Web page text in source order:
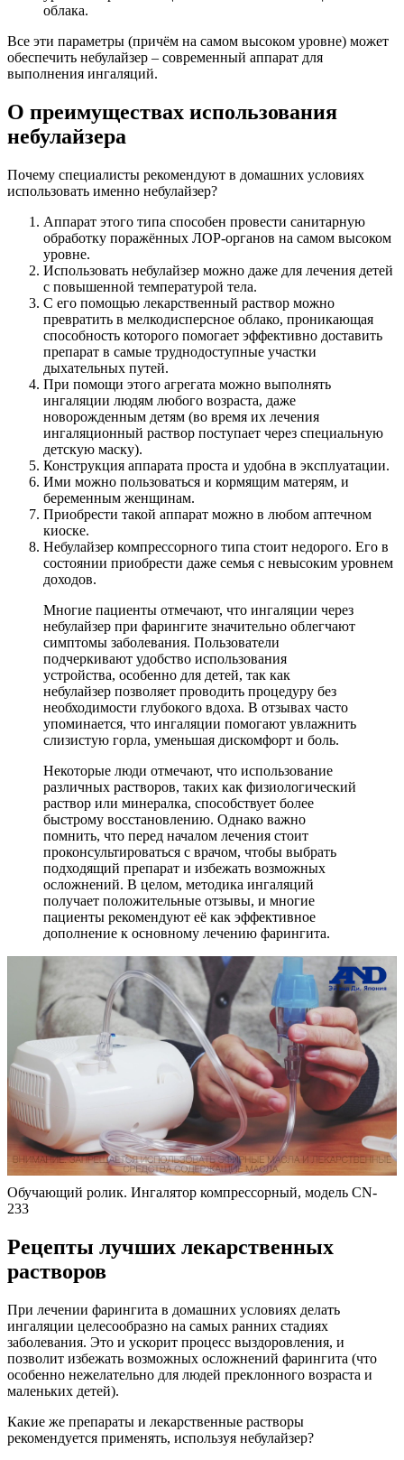
облака.
Все эти параметры (причём на самом высоком уровне) может
обеспечить небулайзер – современный аппарат для
выполнения ингаляций.
О преимуществах использования
небулайзера
Почему специалисты рекомендуют в домашних условиях
использовать именно небулайзер?
Аппарат этого типа способен провести санитарную
обработку поражённых ЛОР-органов на самом высоком
уровне.
Использовать небулайзер можно даже для лечения детей
с повышенной температурой тела.
С его помощью лекарственный раствор можно
превратить в мелкодисперсное облако, проникающая
способность которого помогает эффективно доставить
препарат в самые труднодоступные участки
дыхательных путей.
При помощи этого агрегата можно выполнять
ингаляции людям любого возраста, даже
новорожденным детям (во время их лечения
ингаляционный раствор поступает через специальную
детскую маску).
Конструкция аппарата проста и удобна в эксплуатации.
Ими можно пользоваться и кормящим матерям, и
беременным женщинам.
Приобрести такой аппарат можно в любом аптечном
киоске.
Небулайзер компрессорного типа стоит недорого. Его в
состоянии приобрести даже семья с невысоким уровнем
доходов.
Многие пациенты отмечают, что ингаляции через
небулайзер при фарингите значительно облегчают
симптомы заболевания. Пользователи
подчеркивают удобство использования
устройства, особенно для детей, так как
небулайзер позволяет проводить процедуру без
необходимости глубокого вдоха. В отзывах часто
упоминается, что ингаляции помогают увлажнить
слизистую горла, уменьшая дискомфорт и боль.
Некоторые люди отмечают, что использование
различных растворов, таких как физиологический
раствор или минералка, способствует более
быстрому восстановлению. Однако важно
помнить, что перед началом лечения стоит
проконсультироваться с врачом, чтобы выбрать
подходящий препарат и избежать возможных
осложнений. В целом, методика ингаляций
получает положительные отзывы, и многие
пациенты рекомендуют её как эффективное
дополнение к основному лечению фарингита.
Обучающий ролик. Ингалятор компрессорный, модель CN-
233
Рецепты лучших лекарственных
растворов
При лечении фарингита в домашних условиях делать
ингаляции целесообразно на самых ранних стадиях
заболевания. Это и ускорит процесс выздоровления, и
позволит избежать возможных осложнений фарингита (что
особенно нежелательно для людей преклонного возраста и
маленьких детей).
Какие же препараты и лекарственные растворы
рекомендуется применять, используя небулайзер?